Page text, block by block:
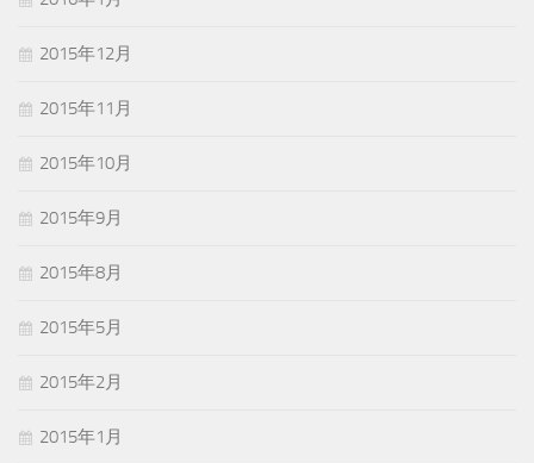
2015年12月
2015年11月
2015年10月
2015年9月
2015年8月
2015年5月
2015年2月
2015年1月